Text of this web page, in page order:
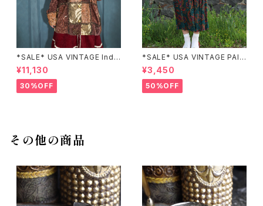
*SALE* USA VINTAGE Indi
go moon PATCHWORK EM
BROIDERY DESIGN JACKE
T/アメリカ古着パッチワーク刺
繍ジャケット
¥11,130
30%OFF
*SALE* USA VINTAGE PAIS
LEY PATTERNED DESIGN S
KIRT/アメリカ古着ペイズリー
柄デザインスカート
¥3,450
50%OFF
その他の商品